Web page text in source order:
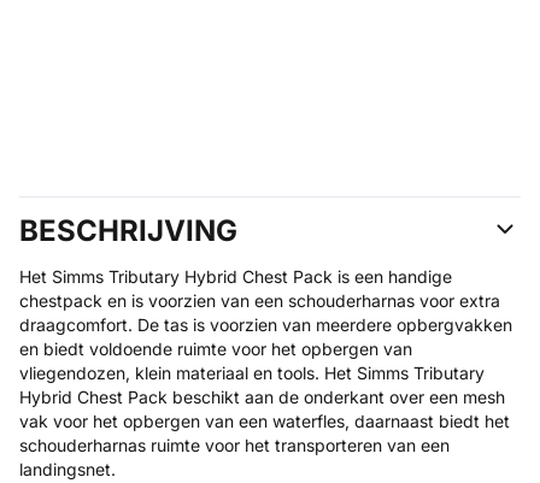
BESCHRIJVING
Het Simms Tributary Hybrid Chest Pack is een handige
chestpack en is voorzien van een schouderharnas voor extra
draagcomfort. De tas is voorzien van meerdere opbergvakken
en biedt voldoende ruimte voor het opbergen van
vliegendozen, klein materiaal en tools. Het Simms Tributary
Hybrid Chest Pack beschikt aan de onderkant over een mesh
vak voor het opbergen van een waterfles, daarnaast biedt het
schouderharnas ruimte voor het transporteren van een
landingsnet.